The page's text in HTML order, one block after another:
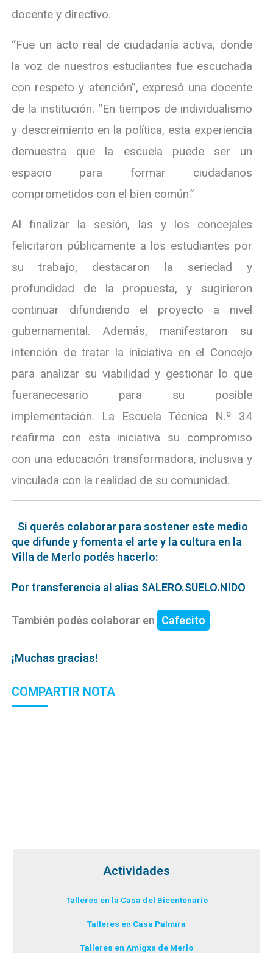
docente y directivo.
“Fue un acto real de ciudadanía activa, donde
la voz de nuestros estudiantes fue escuchada
con respeto y atención”, expresó una docente
de la institución. “En tiempos de individualismo
y descreimiento en la política, esta experiencia
demuestra que la escuela puede ser un
espacio para formar ciudadanos
comprometidos con el bien común.”
Al finalizar la sesión, las y los concejales
felicitaron públicamente a los estudiantes por
su trabajo, destacaron la seriedad y
profundidad de la propuesta, y sugirieron
continuar difundiendo el proyecto a nivel
gubernamental. Además, manifestaron su
intención de tratar la iniciativa en el Concejo
para analizar su viabilidad y gestionar lo que
fueranecesario para su posible
implementación. La Escuela Técnica N.º 34
reafirma con esta iniciativa su compromiso
con una educación transformadora, inclusiva y
vinculada con la realidad de su comunidad.
Si querés colaborar para sostener este medio
que difunde y fomenta el arte y la cultura en la
Villa de Merlo podés hacerlo:
Por transferencia al alias SALERO.SUELO.NIDO
También podés colaborar en Cafecito
¡Muchas gracias!
COMPARTIR NOTA
Actividades
Talleres en la Casa del Bicentenario
Talleres en Casa Palmira
Talleres en Amigxs de Merlo